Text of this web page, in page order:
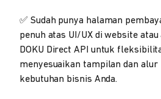
✅ Sudah punya halaman
penuh atas UI/UX di website
DOKU Direct API untuk
menyesuaikan tampilan dan alur
kebutuhan bisnis Anda.